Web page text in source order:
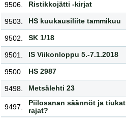
9506.
Ristikkojätti -kirjat
9503.
HS kuukausiliite tammikuu
9502.
SK 1/18
9501.
IS Viikonloppu 5.-7.1.2018
9500.
HS 2987
9498.
Metsälehti 23
9497.
Piilosanan säännöt ja tiukat
rajat?